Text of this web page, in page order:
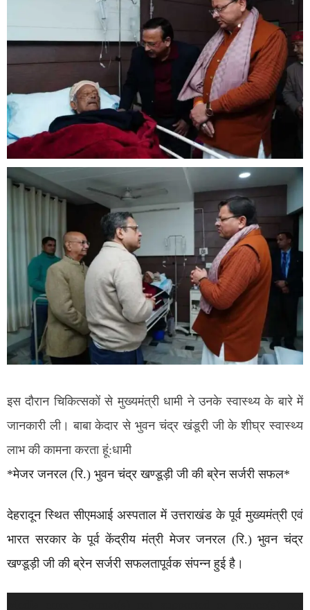
इस दौरान चिकित्सकों से मुख्यमंत्री धामी ने उनके स्वास्थ्य के बारे में
जानकारी ली। बाबा केदार से भुवन चंद्र खंडूरी जी के शीघ्र स्वास्थ्य
लाभ की कामना करता हूं:धामी
*मेजर जनरल (रि.) भुवन चंद्र खण्डूड़ी जी की ब्रेन सर्जरी सफल*
देहरादून स्थित सीएमआई अस्पताल में उत्तराखंड के पूर्व मुख्यमंत्री एवं
भारत सरकार के पूर्व केंद्रीय मंत्री मेजर जनरल (रि.) भुवन चंद्र
खण्डूड़ी जी की ब्रेन सर्जरी सफलतापूर्वक संपन्न हुई है।